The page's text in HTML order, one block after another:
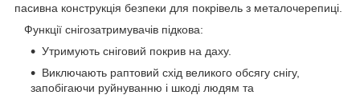
пасивна конструкція безпеки для покрівель з металочерепиці.
Функції снігозатримувачів підкова:
Утримують сніговий покрив на даху.
Виключають раптовий схід великого обсягу снігу,
запобігаючи руйнуванню і шкоді людям та